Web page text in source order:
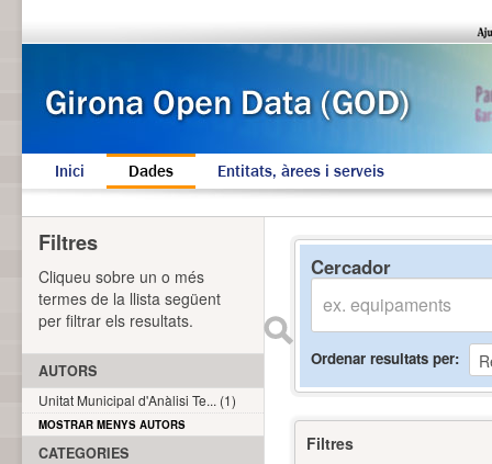
Inici Dades Entitats, àrees i serveis
Cercador
Ordenar resultats per
Filtres
Filtres
Cliqueu sobre un o més
termes de la llista següent
per filtrar els resultats.
AUTORS
Unitat Municipal d'Anàlisi Te... (1)
MOSTRAR MENYS AUTORS
CATEGORIES